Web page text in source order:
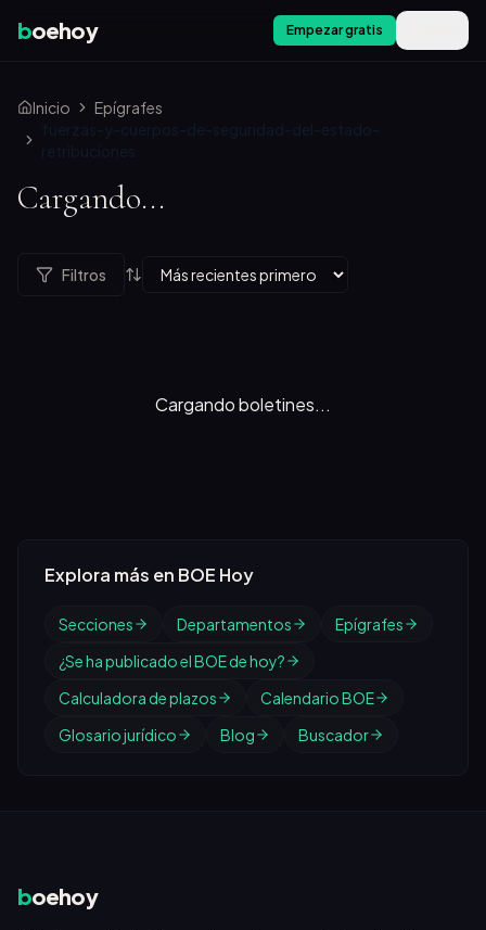
boehoy Empezar gratis
Inicio
Epígrafes
fuerzas-y-cuerpos-de-seguridad-del-estado-
retribuciones
Cargando...
Filtros
Cargando boletines...
Explora más en BOE Hoy
Secciones Departamentos
Epígrafes
¿Se ha publicado el BOE de hoy?
Calculadora de plazos
Calendario BOE
Glosario jurídico
Blog Buscador
boehoy